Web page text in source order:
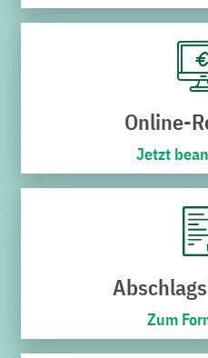
Der Karlsruher
regiomove-App um das
Der Karlsruher
KVV.regiomove mit dem
Zimmer, Staatssekretärin
Baden-Württemberg, hierfür
Neudorf. Mit dabei zur Feier
Online-
Jetzt
Zum